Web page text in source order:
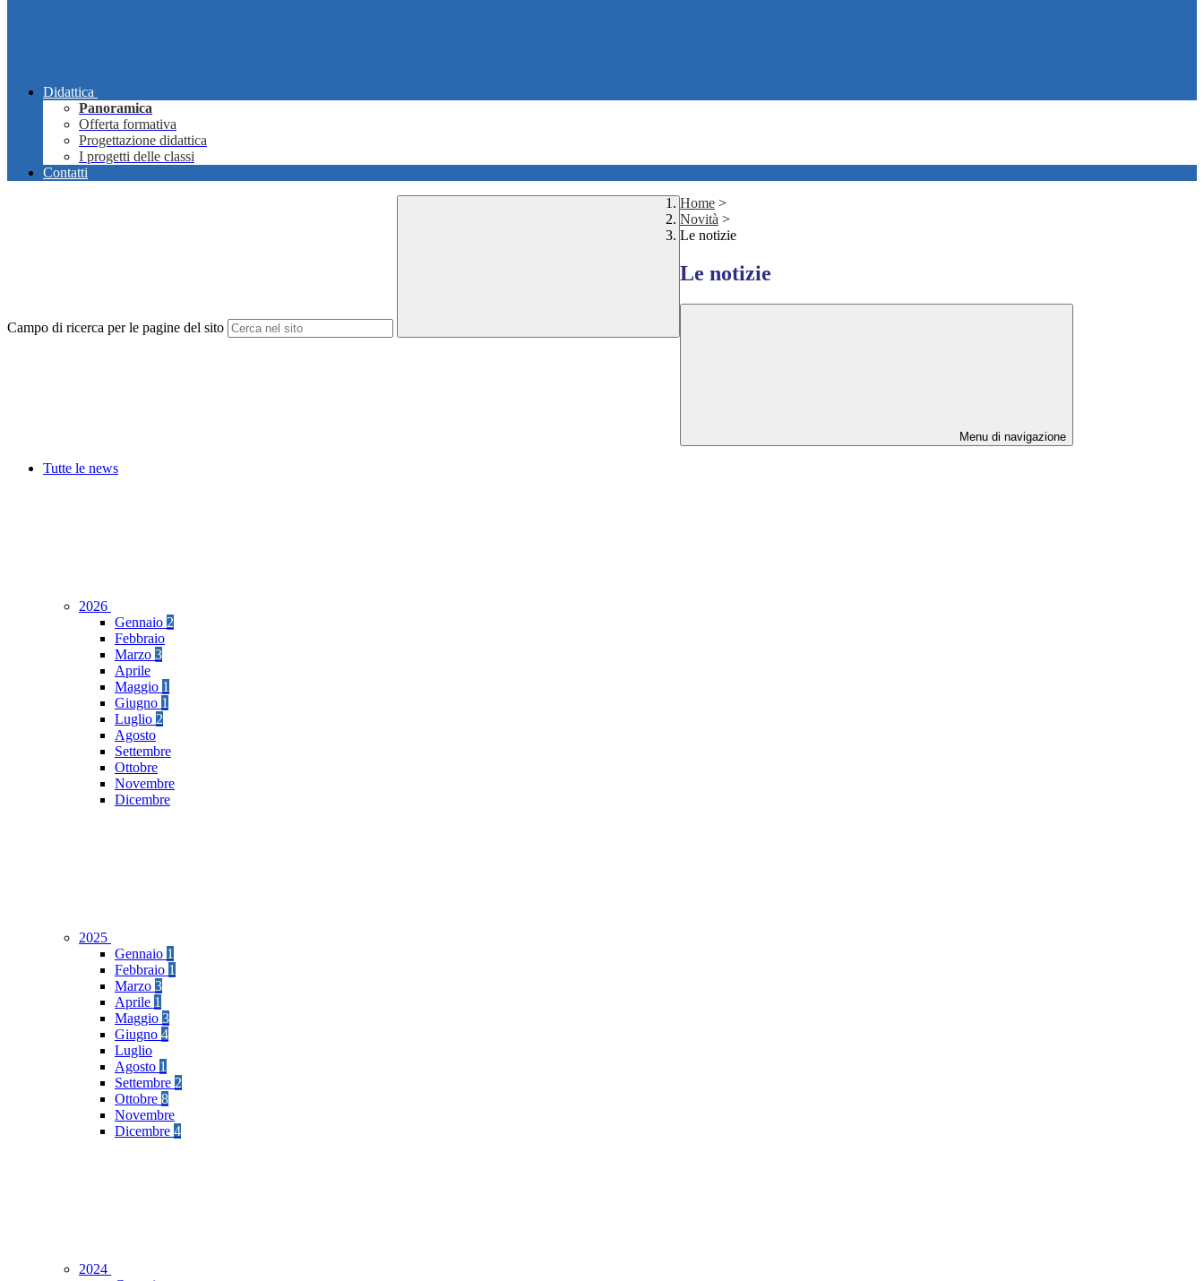
Didattica
Panoramica
Offerta formativa
Progettazione didattica
I progetti delle classi
Contatti
Campo di ricerca per le pagine del sito
Home >
Novità >
Le notizie
Le notizie
Menu di navigazione
Tutte le news
2026
Gennaio 2
Febbraio
Marzo 3
Aprile
Maggio 1
Giugno 1
Luglio 2
Agosto
Settembre
Ottobre
Novembre
Dicembre
2025
Gennaio 1
Febbraio 1
Marzo 3
Aprile 1
Maggio 3
Giugno 4
Luglio
Agosto 1
Settembre 2
Ottobre 8
Novembre
Dicembre 4
2024